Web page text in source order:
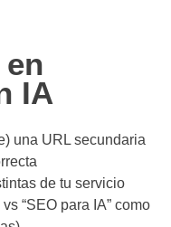
IA
una URL secundaria
de tu servicio
“SEO para IA” como